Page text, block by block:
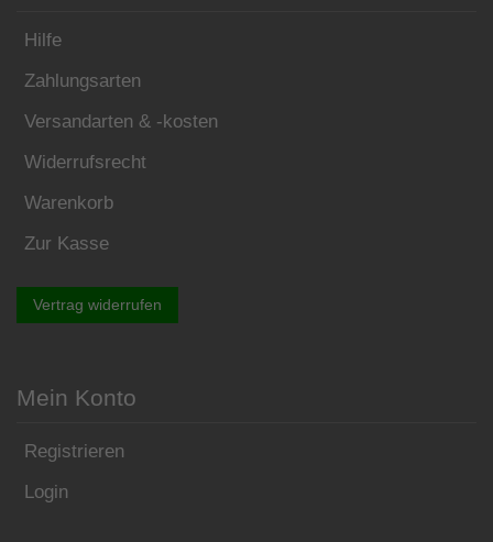
Hilfe
Zahlungsarten
Versandarten & -kosten
Widerrufsrecht
Warenkorb
Zur Kasse
Vertrag widerrufen
Mein Konto
Registrieren
Login